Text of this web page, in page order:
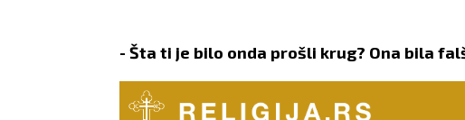
- Šta ti je bilo onda prošli krug? Ona bila